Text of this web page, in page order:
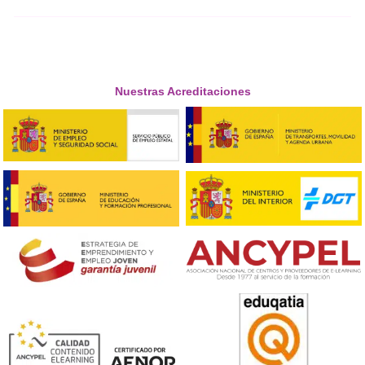
Conclusión
El entretenimiento digital, en particular los videojuegos,
impacto significativo en el comportamiento y actitudes
jóvenes, incluida su conducta de conducción. Por ello,
promover un entretenimiento responsable,
regulaciones adecuadas, incluir mensajes educativos y
sensibilización adecuadas para garantizar una
segura, responsable y respetuosa con las normas de
seguridad vial entre los jóvenes conductores.
Resumen: Estrategias de